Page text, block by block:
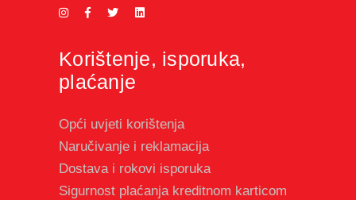
Korištenje, isporuka,
plaćanje
Opći uvjeti korištenja
Naručivanje i reklamacija
Dostava i rokovi isporuka
Sigurnost plaćanja kreditnom karticom